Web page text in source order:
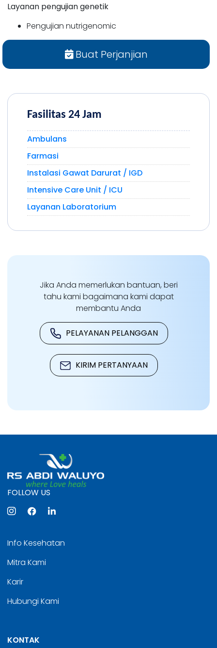
Layanan pengujian genetik
Pengujian nutrigenomic
Buat Perjanjian
Fasilitas 24 Jam
Ambulans
Farmasi
Instalasi Gawat Darurat / IGD
Intensive Care Unit / ICU
Layanan Laboratorium
Jika Anda memerlukan bantuan, beri
tahu kami bagaimana kami dapat
membantu Anda
PELAYANAN PELANGGAN
KIRIM PERTANYAAN
FOLLOW US
Info Kesehatan
Mitra Kami
Karir
Hubungi Kami
KONTAK